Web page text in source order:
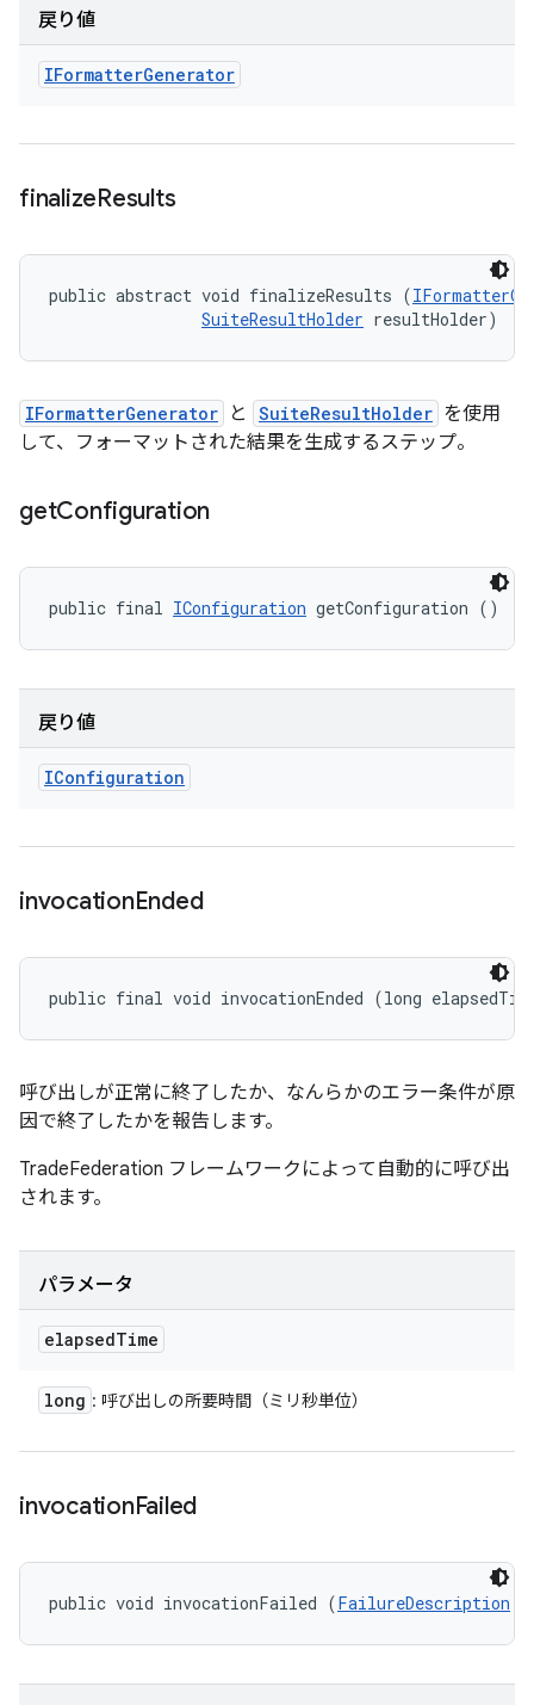
戻り値
IFormatterGenerator
finalizeResults
public abstract void finalizeResults (
SuiteResultHolder resultHolder)
IFormatterGenerator と SuiteResultHolder を使用
して、フォーマットされた結果を生成するステップ。
getConfiguration
public final IConfiguration getConfiguration ()
戻り値
IConfiguration
invocationEnded
public final void invocationEnded (long
呼び出しが正常に終了したか、なんらかのエラー条件が原
因で終了したかを報告します。
TradeFederation フレームワークによって自動的に呼び出
されます。
パラメータ
elapsedTime
long : 呼び出しの所要時間（ミリ秒単位）
invocationFailed
public void invocationFailed (FailureDescription